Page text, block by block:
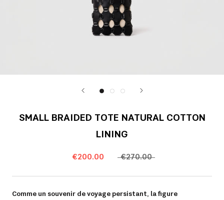
SMALL BRAIDED TOTE NATURAL COTTON
LINING
€200.00 €270.00
Comme un souvenir de voyage persistant, la figure